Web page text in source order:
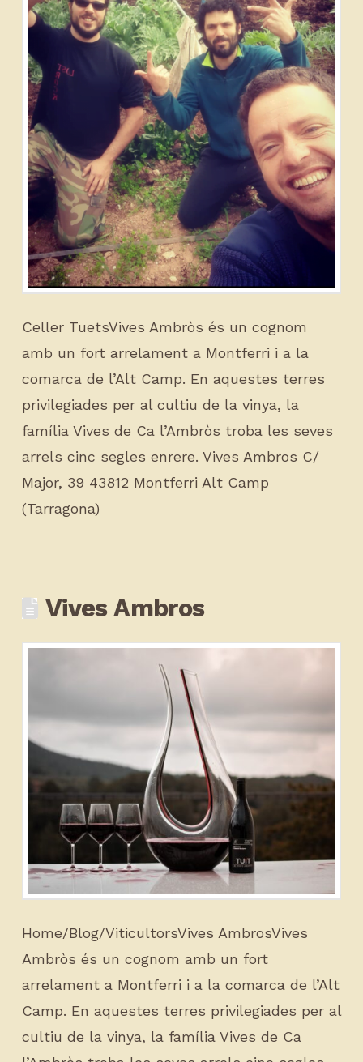
Celler TuetsVives Ambròs és un cognom
amb un fort arrelament a Montferri i a la
comarca de l’Alt Camp. En aquestes terres
privilegiades per al cultiu de la vinya, la
família Vives de Ca l’Ambròs troba les seves
arrels cinc segles enrere. Vives Ambros C/
Major, 39 43812 Montferri Alt Camp
(Tarragona)
Vives Ambros
Home/Blog/ViticultorsVives AmbrosVives
Ambròs és un cognom amb un fort
arrelament a Montferri i a la comarca de l’Alt
Camp. En aquestes terres privilegiades per al
cultiu de la vinya, la família Vives de Ca